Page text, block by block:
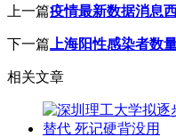
上一篇疫情最新数据消息
下一篇 上海阳性感染者数
相关文章